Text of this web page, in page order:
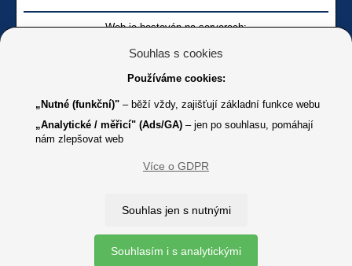
Web je hostován na serverech:
Online
Youtube SONS
K jakémukoliv užití textů a obrázků uvedených na tomto serveru je
Copyright © 2012 - 2026 SONS ČR, z. s.
Ochrana osobních údajů (GDPR)
Souhlas s cookies
Používáme cookies:
„Nutné (funkční)" – běží vždy, zajišťují základní funkce webu
„Analytické / měřicí" (Ads/GA) – jen po souhlasu, pomáhají
nám zlepšovat web
Více o GDPR
Souhlas jen s nutnými
Souhlasím i s analytickými